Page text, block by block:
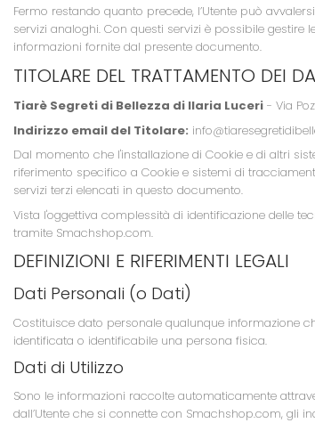
Fermo restando quanto precede, l’Utente può
servizi analoghi. Con questi servizi è possibile
informazioni fornite dal presente documento.
TITOLARE DEL TRATTAMENTO DEI
Tiarè Segreti di Bellezza di Ilaria Luceri - Via
Indirizzo email del Titolare:
Dal momento che l'installazione di Cookie e di altri
riferimento specifico a Cookie e sistemi di
servizi terzi elencati in questo documento.
Vista l'oggettiva complessità di identificazione delle
tramite Smachshop.com.
DEFINIZIONI E RIFERIMENTI LEGALI
Dati Personali (o Dati)
Costituisce dato personale qualunque informazione
identificata o identificabile una persona fisica.
Dati di Utilizzo
Sono le informazioni raccolte automaticamente
dall’Utente che si connette con Smachshop.com, gli